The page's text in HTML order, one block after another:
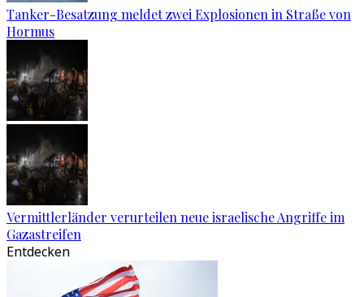
Tanker-Besatzung meldet zwei Explosionen in Straße von
Hormus
Vermittlerländer verurteilen neue israelische Angriffe im
Gazastreifen
Entdecken